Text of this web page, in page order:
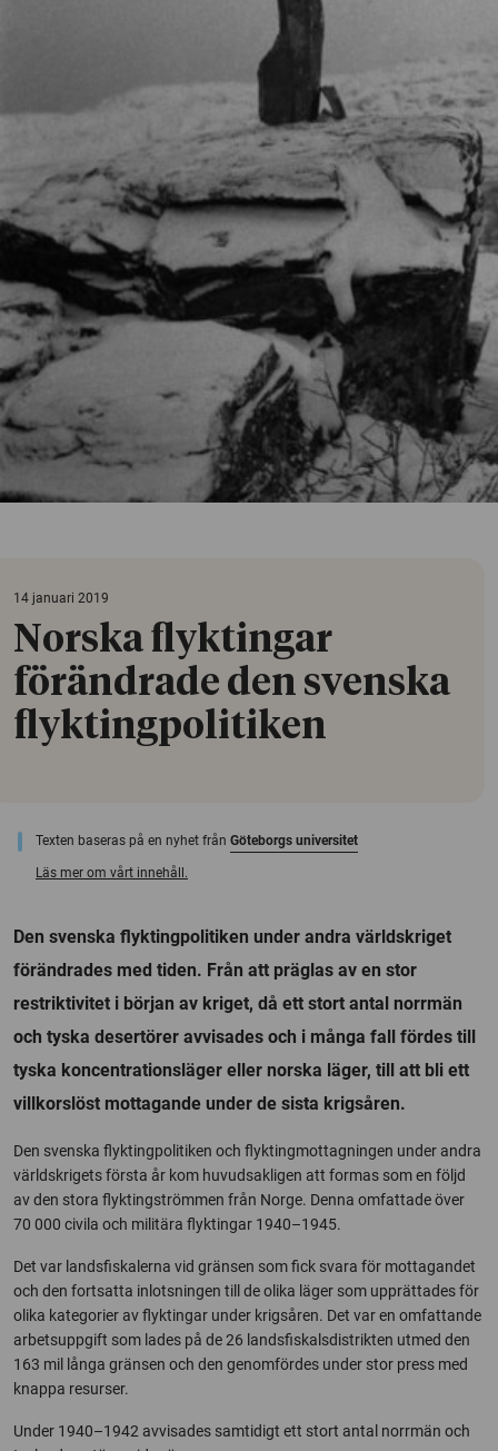
14 januari 2019
Norska flyktingar
förändrade den svenska
flyktingpolitiken
Texten baseras på en nyhet från Göteborgs universitet
Läs mer om vårt innehåll.
Den svenska flyktingpolitiken under andra världskriget
förändrades med tiden. Från att präglas av en stor
restriktivitet i början av kriget, då ett stort antal norrmän
och tyska desertörer avvisades och i många fall fördes till
tyska koncentrationsläger eller norska läger, till att bli ett
villkorslöst mottagande under de sista krigsåren.
Den svenska flyktingpolitiken och flyktingmottagningen under andra
världskrigets första år kom huvudsakligen att formas som en följd
av den stora flyktingströmmen från Norge. Denna omfattade över
70 000 civila och militära flyktingar 1940–1945.
Det var landsfiskalerna vid gränsen som fick svara för mottagandet
och den fortsatta inlotsningen till de olika läger som upprättades för
olika kategorier av flyktingar under krigsåren. Det var en omfattande
arbetsuppgift som lades på de 26 landsfiskalsdistrikten utmed den
163 mil långa gränsen och den genomfördes under stor press med
knappa resurser.
Under 1940–1942 avvisades samtidigt ett stort antal norrmän och